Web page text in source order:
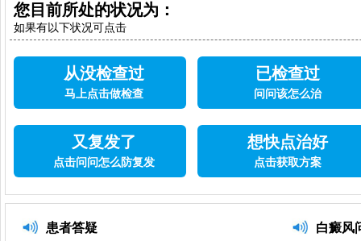
您目前所处的状况为：
如果有以下状况可点击
从没检查过
马上点击做检查
已检查过
问问该怎么治
又复发了
点击问问怎么防复发
想快点治好
点击获取方案
患者答疑 白癜风